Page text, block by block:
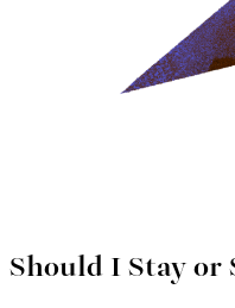
Should I Stay or